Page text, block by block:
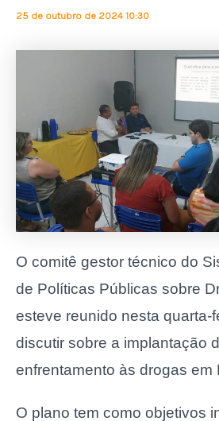
25 de outubro de 2024 10:30
O comitê gestor técnico do
de Políticas Públicas sobre
esteve reunido nesta quarta-
discutir sobre a implantação
enfrentamento às drogas em
O plano tem como objetivos